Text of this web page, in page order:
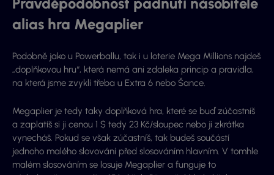
Pravděpodobnost padnutí násobitele
alias hra Megaplier
Podobně jako u Powerballu, tak i u loterie Mega Millions najdeš
„doplňkovou hru“, která nemá ani zdaleka princip a pravidla,
na která jsme zvyklí třeba u Extra 6 nebo Šance.
Megaplier je tedy taky doplňková hra, které se buď zúčastníš
a zaplatíš si ji cenou 1 $ tedy 23 Kč/sloupec nebo ji zkrátka
vynecháš. Pokud se však zúčastníš, tak budeš součástí
jednoho malého slovování před slosováním hlavním. V tomhle
malém slosováním se losuje Megaplier a funguje to